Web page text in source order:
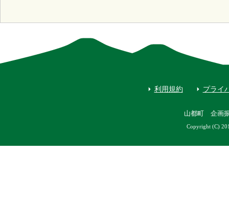
利用規約 プライ
山都町 企画
Copyright (C)